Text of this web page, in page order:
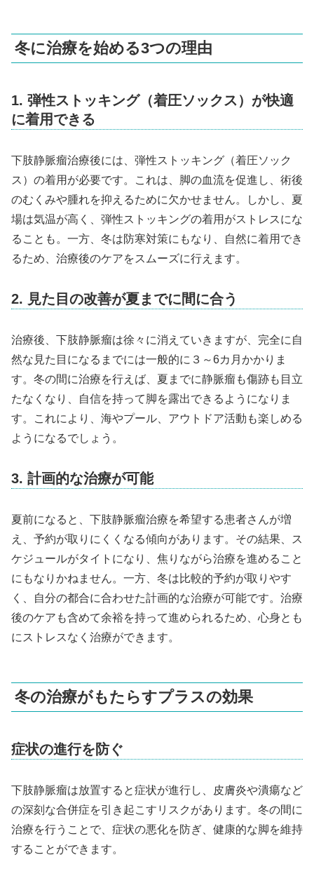
冬に治療を始める3つの理由
1. 弾性ストッキング（着圧ソックス）が快適
に着用できる
下肢静脈瘤治療後には、弾性ストッキング（着圧ソック
ス）の着用が必要です。これは、脚の血流を促進し、術後
のむくみや腫れを抑えるために欠かせません。しかし、夏
場は気温が高く、弾性ストッキングの着用がストレスにな
ることも。一方、冬は防寒対策にもなり、自然に着用でき
るため、治療後のケアをスムーズに行えます。
2. 見た目の改善が夏までに間に合う
治療後、下肢静脈瘤は徐々に消えていきますが、完全に自
然な見た目になるまでには一般的に３～6カ月かかりま
す。冬の間に治療を行えば、夏までに静脈瘤も傷跡も目立
たなくなり、自信を持って脚を露出できるようになりま
す。これにより、海やプール、アウトドア活動も楽しめる
ようになるでしょう。
3. 計画的な治療が可能
夏前になると、下肢静脈瘤治療を希望する患者さんが増
え、予約が取りにくくなる傾向があります。その結果、ス
ケジュールがタイトになり、焦りながら治療を進めること
にもなりかねません。一方、冬は比較的予約が取りやす
く、自分の都合に合わせた計画的な治療が可能です。治療
後のケアも含めて余裕を持って進められるため、心身とも
にストレスなく治療ができます。
冬の治療がもたらすプラスの効果
症状の進行を防ぐ
下肢静脈瘤は放置すると症状が進行し、皮膚炎や潰瘍など
の深刻な合併症を引き起こすリスクがあります。冬の間に
治療を行うことで、症状の悪化を防ぎ、健康的な脚を維持
することができます。